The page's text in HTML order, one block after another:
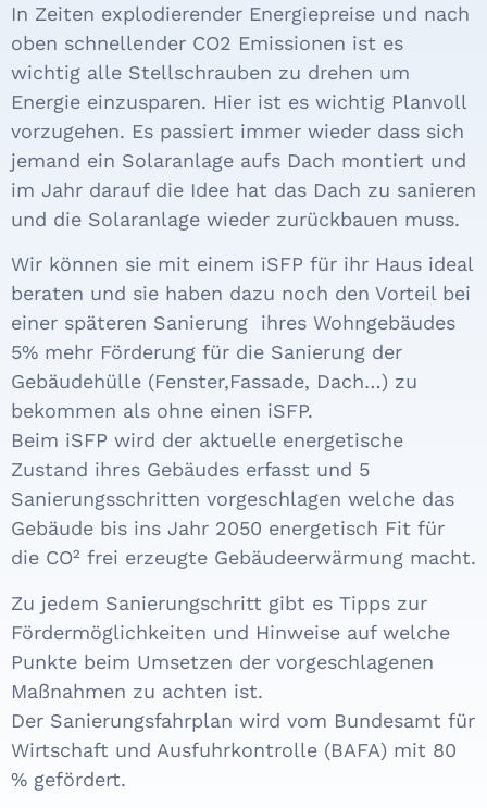
In Zeiten explodierender Energiepreise und nach
oben schnellender CO2 Emissionen ist es
wichtig alle Stellschrauben zu drehen um
Energie einzusparen. Hier ist es wichtig Planvoll
vorzugehen. Es passiert immer wieder dass sich
jemand ein Solaranlage aufs Dach montiert und
im Jahr darauf die Idee hat das Dach zu sanieren
und die Solaranlage wieder zurückbauen muss.
Wir können sie mit einem iSFP für ihr Haus ideal
beraten und sie haben dazu noch den Vorteil bei
einer späteren Sanierung ihres Wohngebäudes
5% mehr Förderung für die Sanierung der
Gebäudehülle (Fenster,Fassade, Dach…) zu
bekommen als ohne einen iSFP.
Beim iSFP wird der aktuelle energetische
Zustand ihres Gebäudes erfasst und 5
Sanierungsschritten vorgeschlagen welche das
Gebäude bis ins Jahr 2050 energetisch Fit für
die CO² frei erzeugte Gebäudeerwärmung macht.
Zu jedem Sanierungschritt gibt es Tipps zur
Fördermöglichkeiten und Hinweise auf welche
Punkte beim Umsetzen der vorgeschlagenen
Maßnahmen zu achten ist.
Der Sanierungsfahrplan wird vom Bundesamt für
Wirtschaft und Ausfuhrkontrolle (BAFA) mit 80
% gefördert.